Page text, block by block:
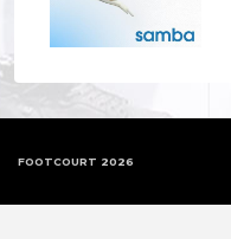
FOOTCOURT 2026